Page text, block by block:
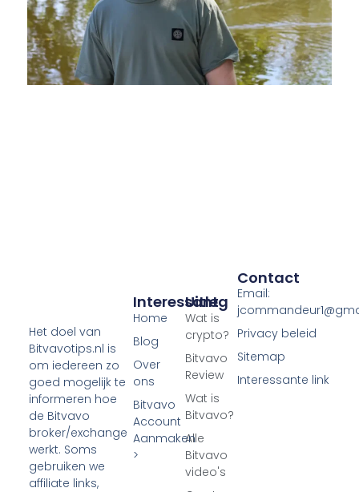
Het doel van
Bitvavotips.nl is
om iedereen zo
goed mogelijk te
informeren hoe
de Bitvavo
broker/exchange
werkt. Soms
gebruiken we
affiliate links,
Uitleg
Wat is
crypto?
Bitvavo
Review
Wat is
Bitvavo?
Alle
Bitvavo
video's
Interessant
Home
Blog
Over
ons
Bitvavo
Account
Aanmaken
>
Contact
Email:
Privacy beleid
Sitemap
Interessante link